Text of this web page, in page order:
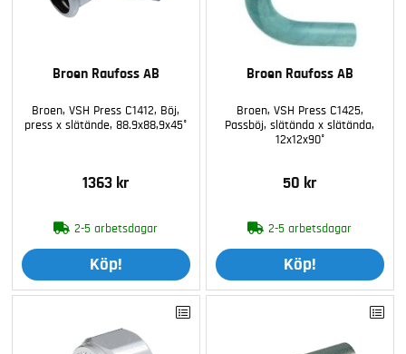
Broen Raufoss AB
Broen, VSH Press C1412, Böj,
press x slätände, 88.9x88,9x45°
1363 kr
2-5 arbetsdagar
Köp!
Broen Raufoss AB
Broen, VSH Press C1425,
Passböj, slätända x slätända,
12x12x90°
50 kr
2-5 arbetsdagar
Köp!